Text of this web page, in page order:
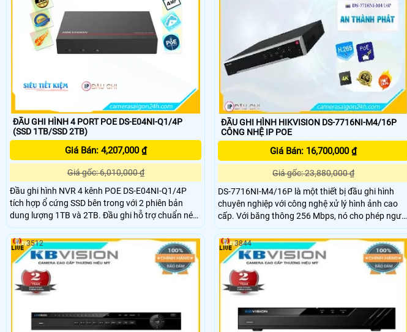
ĐẦU GHI HÌNH 4 PORT POE DS-E04NI-Q1/4P
(SSD 1TB/SSD 2TB)
Giá Bán: 4,207,000 ₫
Giá gốc: 6,010,000 ₫
Đầu ghi hình NVR 4 kênh POE DS-E04NI-Q1/4P
tích hợp ổ cứng SSD bên trong với 2 phiên bản
dung lượng 1TB và 2TB. Đầu ghi hỗ trợ chuẩn nén
video H265+, độ phân giải ghi hình tối đa 4MP, đặc
biệt là trang bị 4 cổng POE vừa kết nối vừa cấp
nguồn cho camera dễ dàng.
ĐẦU GHI HÌNH HIKVISION DS-7716NI-M4/16P
CÔNG NHỆ IP POE
Giá Bán: 16,700,000 ₫
Giá gốc: 23,880,000 ₫
DS-7716NI-M4/16P là một thiết bị đầu ghi hình
chuyên nghiệp với công nghệ xử lý hình ảnh cao
cấp. Với băng thông 256 Mbps, nó cho phép người
dùng xem hình ảnh cực kỳ sắc nét và chi tiết, ngay
cả trong điều kiện ánh sáng yếu. Đầu ghi này còn
hỗ trợ 4 ổ cứng, cho phép lưu trữ dữ liệu trong thời
gian dài
3512 3844